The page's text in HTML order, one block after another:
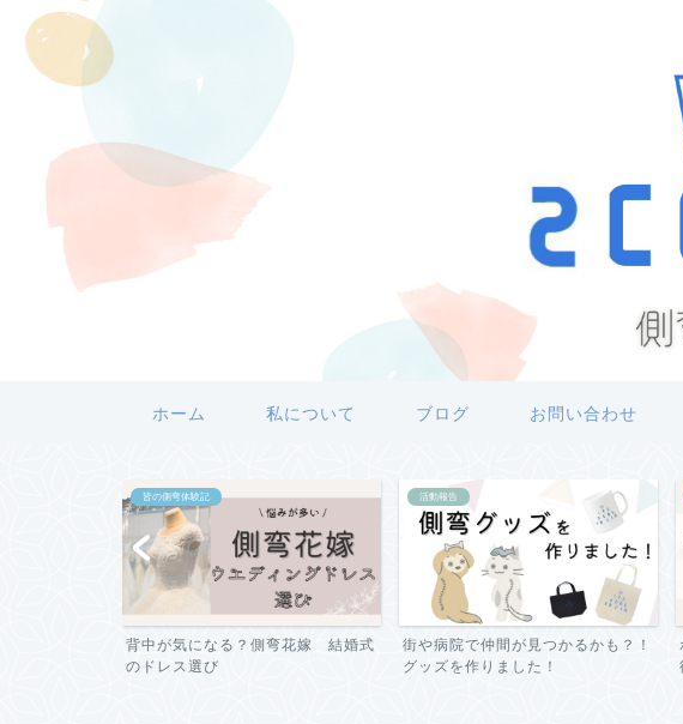
ホーム 私について ブログ お問い合わせ
側弯花嫁 結婚式
活動報告
街や病院で仲間が見つかるかも？！
グッズを作りました！
皆の側弯体験記
ボルトを抜く 抜釘（ばってい）手
術 Q&A 質...